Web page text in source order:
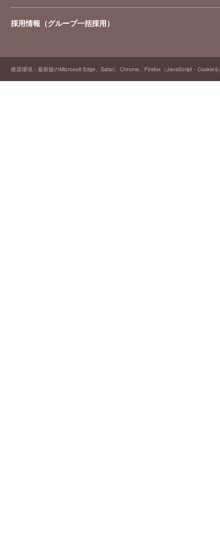
採用情報（グループ一括採用）
推奨環境：最新版のMicrosoft Edge、Safari、Chrome、Firefox（JavaScript・Cookie